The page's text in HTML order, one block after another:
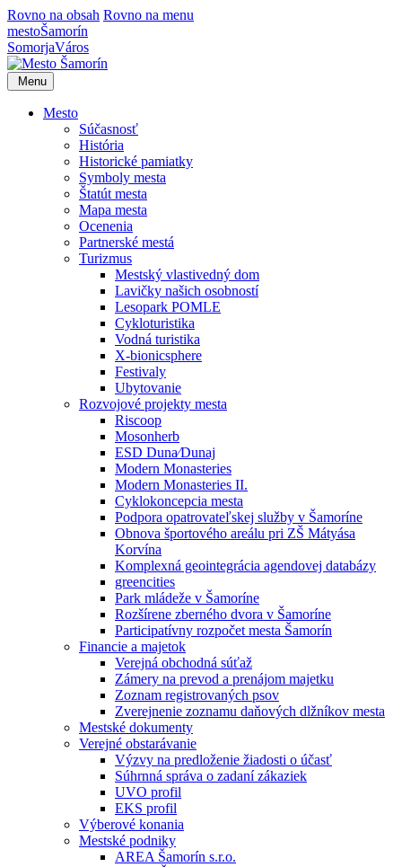
Rovno na obsah Rovno na menu
mestoŠamorín
SomorjaVáros
Menu
Mesto
Súčasnosť
História
Historické pamiatky
Symboly mesta
Štatút mesta
Mapa mesta
Ocenenia
Partnerské mestá
Turizmus
Mestský vlastivedný dom
Lavičky našich osobností
Lesopark POMLE
Cykloturistika
Vodná turistika
X-bionicsphere
Festivaly
Ubytovanie
Rozvojové projekty mesta
Riscoop
Mosonherb
ESD Duna⁄Dunaj
Modern Monasteries
Modern Monasteries II.
Cyklokoncepcia mesta
Podpora opatrovateľskej služby v Šamoríne
Obnova športového areálu pri ZŠ Mátyása
Korvína
Komplexná geointegrácia agendovej databázy
greencities
Park mládeže v Šamoríne
Rozšírene zberného dvora v Šamoríne
Participatívny rozpočet mesta Šamorín
Financie a majetok
Verejná obchodná súťaž
Zámery na prevod a prenájom majetku
Zoznam registrovaných psov
Zverejnenie zoznamu daňových dlžníkov mesta
Mestské dokumenty
Verejné obstarávanie
Výzvy na predloženie žiadosti o účasť
Súhrnná správa o zadaní zákaziek
UVO profil
EKS profil
Výberové konania
Mestské podniky
AREA Šamorín s.r.o.